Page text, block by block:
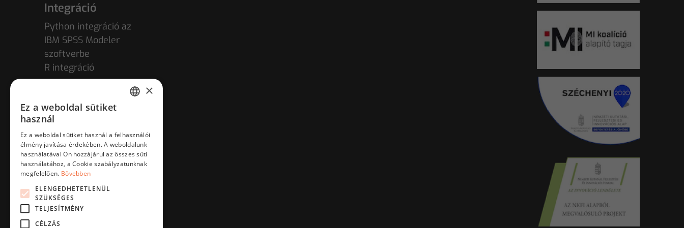
Integráció
Python integráció az
IBM SPSS Modeler
szoftverbe
R integráció
×
Ez a weboldal sütiket
használ
Ez a weboldal sütiket használ a felhasználói
élmény javítása érdekében. A weboldalunk
használatával Ön hozzájárul az összes süti
használatához, a Cookie szabályzatunknak
megfelelően. Bővebben
ELENGEDHETETLENÜL
SZÜKSÉGES
TELJESÍTMÉNY
CÉLZÁS